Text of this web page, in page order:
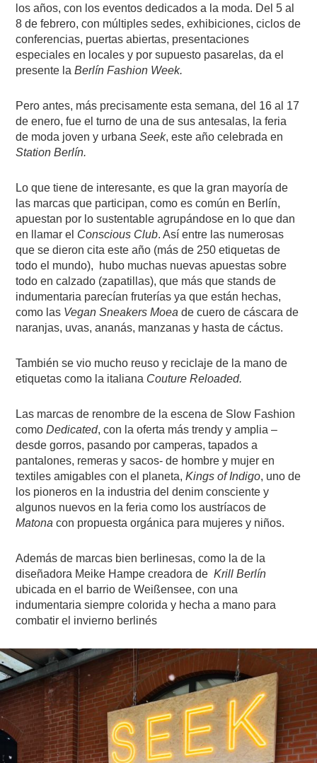
los años, con los eventos dedicados a la moda. Del 5 al
8 de febrero, con múltiples sedes, exhibiciones, ciclos de
conferencias, puertas abiertas, presentaciones
especiales en locales y por supuesto pasarelas, da el
presente laBerlín Fashion Week.
Pero antes, más precisamente esta semana, del 16 al 17
de enero, fue el turno de una de sus antesalas, la feria
de moda joven y urbanaSeek, este año celebrada en
Station Berlín.
Lo que tiene de interesante, es que la gran mayoría de
las marcas que participan, como es común en Berlín,
apuestan por lo sustentable agrupándose en lo que dan
en llamar el Conscious Club. Así entre las numerosas
que se dieron cita este año (más de 250 etiquetas de
todo el mundo),
hubo muchas nuevas apuestas sobre
todo en calzado (zapatillas), que más que stands de
indumentaria parecían fruterías ya que están hechas,
como las Vegan Sneakers Moea de cuero de cáscara de
naranjas, uvas, ananás, manzanas y hasta de cáctus.
También se vio mucho reuso y reciclaje de la mano de
etiquetas como la italiana Couture Reloaded.
Las marcas de renombre de la escena de Slow Fashion
comoDedicated, con la oferta más trendy y amplia –
desde gorros, pasando por camperas, tapados a
pantalones, remeras y sacos- de hombre y mujer en
textiles amigables con el planeta,Kings of Indigo, uno de
los pioneros en la industria del denim consciente y
algunos nuevos en la feria como los austríacos de
Matona con propuesta orgánica para mujeres y niños.
Además de marcas bien berlinesas, como la de la
diseñadora Meike Hampe creadora de Krill Berlín
ubicada en el barrio de Weißensee, con una
indumentaria siempre colorida y hecha a mano para
combatir el invierno berlinés